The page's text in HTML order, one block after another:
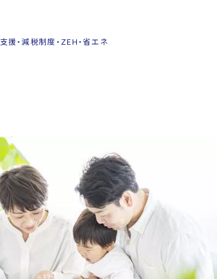
支援・減税制度・ZEH・省エネ